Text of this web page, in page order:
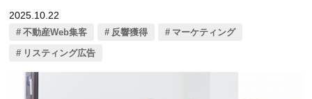
2025.10.22
不動産Web集客 反響獲得
マーケティング
リスティング広告